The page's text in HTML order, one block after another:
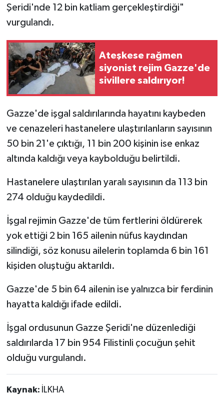
Şeridi'nde 12 bin katliam gerçekleştirdiği"
vurgulandı.
Ateşkese rağmen
siyonist rejim Gazze'de
sivillere saldırıyor!
Gazze'de işgal saldırılarında hayatını kaybeden
ve cenazeleri hastanelere ulaştırılanların sayısının
50 bin 21'e çıktığı, 11 bin 200 kişinin ise enkaz
altında kaldığı veya kaybolduğu belirtildi.
Hastanelere ulaştırılan yaralı sayısının da 113 bin
274 olduğu kaydedildi.
İşgal rejimin Gazze'de tüm fertlerini öldürerek
yok ettiği 2 bin 165 ailenin nüfus kaydından
silindiği, söz konusu ailelerin toplamda 6 bin 161
kişiden oluştuğu aktarıldı.
Gazze'de 5 bin 64 ailenin ise yalnızca bir ferdinin
hayatta kaldığı ifade edildi.
İşgal ordusunun Gazze Şeridi'ne düzenlediği
saldırılarda 17 bin 954 Filistinli çocuğun şehit
olduğu vurgulandı.
Kaynak: İLKHA